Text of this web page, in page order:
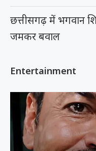
छत्तीसगढ़ में भगवान
जमकर बवाल
Entertainment